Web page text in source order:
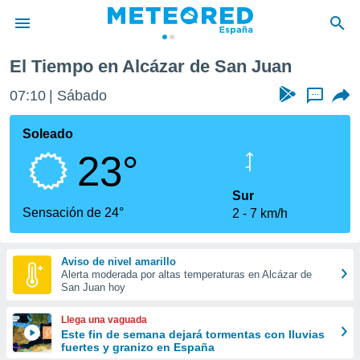
de
por
que se
calidad.
a este
las
y
forma
digital
basada
El Tiempo en Alcázar de San Juan
07:10 Sábado ...
Soleado
23°
Sensación de 24°
Sur
2
7 km/h
Aviso de nivel amarillo
Alerta moderada por altas temperaturas en Alcázar de
San Juan hoy
Llega una vaguada
Este fin de semana dejará tormentas con lluvias
fuertes y granizo en España